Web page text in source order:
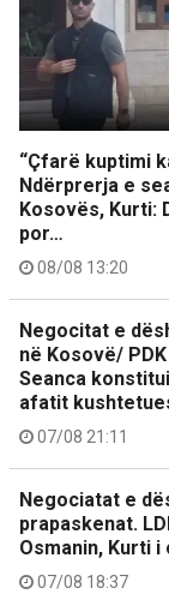
“Çfarë kuptimi
Ndërprerja e
Kosovës, Kurti:
por…
08/08 13:20
Negocitat e
në Kosovë/
Seanca
afatit
07/08 21:11
Negociatat e
prapaskenat.
Osmanin, Kurti
07/08 18:37